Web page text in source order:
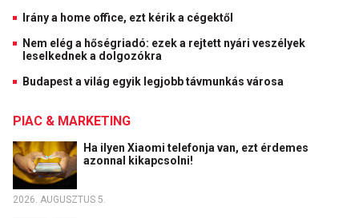
Irány a home office, ezt kérik a cégektől
Nem elég a hőségriadó: ezek a rejtett nyári veszélyek
leselkednek a dolgozókra
Budapest a világ egyik legjobb távmunkás városa
PIAC & MARKETING
Ha ilyen Xiaomi telefonja van, ezt érdemes
azonnal kikapcsolni!
2026. AUGUSZTUS 5.